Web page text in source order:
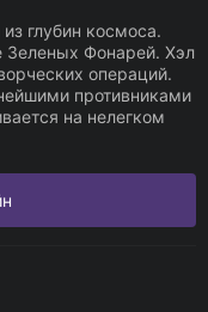
глубин космоса.
Зеленых Фонарей. Хэл
операций.
противниками
на нелегком